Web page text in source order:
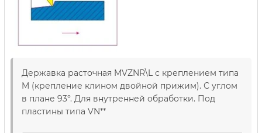
Державка расточная MVZNR\L с креплением типа
M (крепление клином двойной прижим). С углом
в плане 93°. Для внутренней обработки. Под
пластины типа VN**